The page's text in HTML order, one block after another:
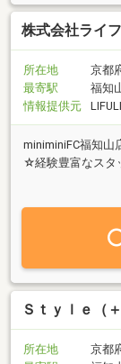
株式会社ライ
所在地
京都
最寄駅
福知
情報提供元
miniminiFC福知山
☆経験豊富なスタ
いをさせていた
Ｓｔｙｌｅ（＋
所在地
京都